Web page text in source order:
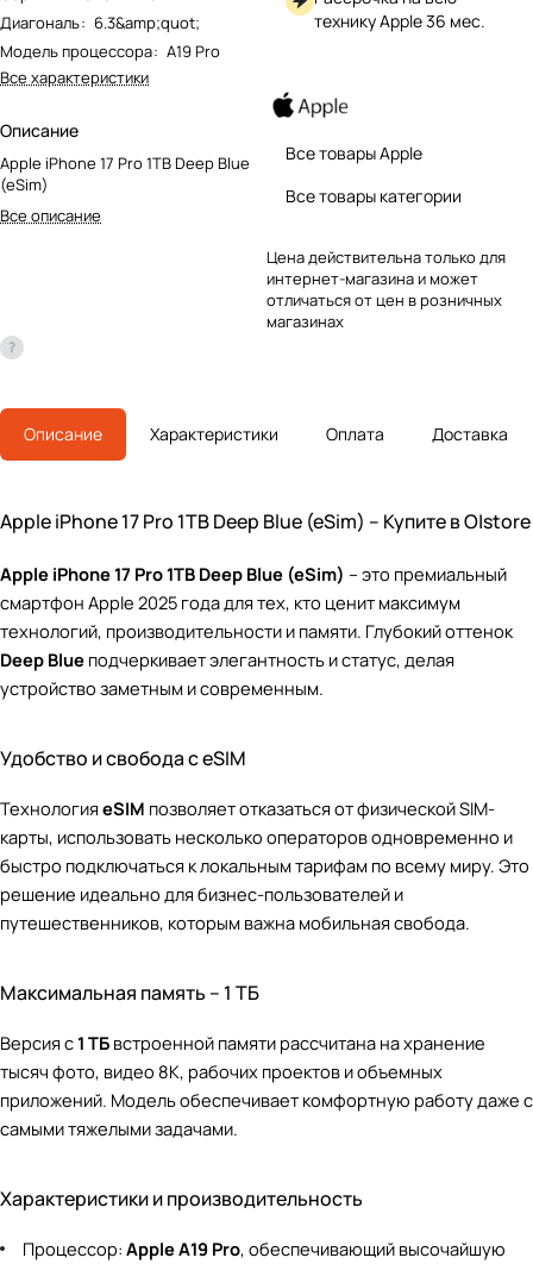
Диагональ: 6.3&amp;quot;
Модель процессора: A19 Pro
Все характеристики
Описание
Apple iPhone 17 Pro 1TB Deep Blue
(eSim)
Все описание
технику Apple 36 мес.
Все товары Apple
Все товары категории
Цена действительна только для
интернет-магазина и может
отличаться от цен в розничных
магазинах
Описание Характеристики Оплата Доставка
Apple iPhone 17 Pro 1TB Deep Blue (eSim) – Купите в O|store
Apple iPhone 17 Pro 1TB Deep Blue (eSim) – это премиальный
смартфон Apple 2025 года для тех, кто ценит максимум
технологий, производительности и памяти. Глубокий оттенок
Deep Blue подчеркивает элегантность и статус, делая
устройство заметным и современным.
Удобство и свобода с eSIM
Технология eSIM позволяет отказаться от физической SIM-
карты, использовать несколько операторов одновременно и
быстро подключаться к локальным тарифам по всему миру. Это
решение идеально для бизнес-пользователей и
путешественников, которым важна мобильная свобода.
Максимальная память – 1 ТБ
Версия с1 ТБ встроенной памяти рассчитана на хранение
тысяч фото, видео 8K, рабочих проектов и объемных
приложений. Модель обеспечивает комфортную работу даже с
самыми тяжелыми задачами.
Характеристики и производительность
Процессор: Apple A19 Pro, обеспечивающий высочайшую